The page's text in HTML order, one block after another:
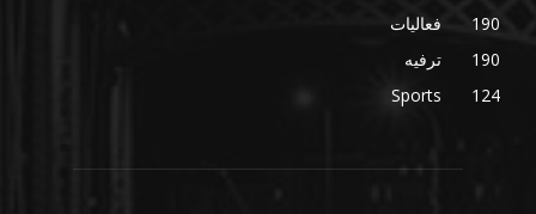
فعاليات
190
ترفيه
190
Sports
124